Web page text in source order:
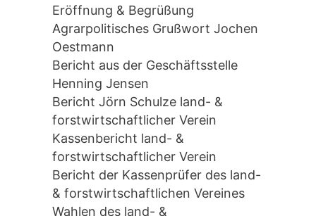
Eröffnung & Begrüßung
Agrarpolitisches Grußwort Jochen
Oestmann
Bericht aus der Geschäftsstelle
Henning Jensen
Bericht Jörn Schulze land- &
forstwirtschaftlicher Verein
Kassenbericht land- &
forstwirtschaftlicher Verein
Bericht der Kassenprüfer des land-
& forstwirtschaftlichen Vereines
Wahlen des land- &